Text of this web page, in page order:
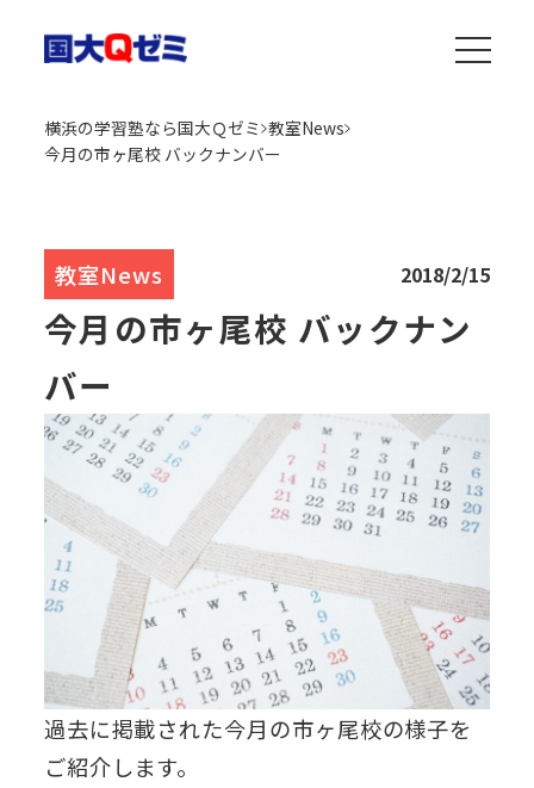
横浜の学習塾なら国大Ｑゼミ 教室News
今月の市ヶ尾校 バックナンバー
教室News 2018/2/15
今月の市ヶ尾校 バックナン
バー
過去に掲載された今月の市ヶ尾校の様子を
ご紹介します。